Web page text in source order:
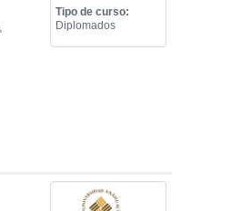
Tipo de curso:
Diplomados